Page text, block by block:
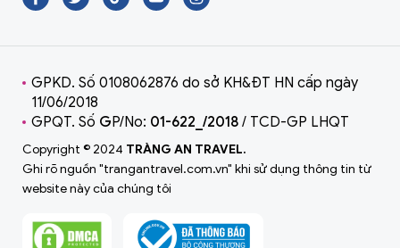
GPKD. Số 0108062876 do sở KH&ĐT HN cấp ngày
11/06/2018
GPQT. Số GP/No: 01-622_/2018 / TCD-GP LHQT
Copyright © 2024 TRÀNG AN TRAVEL.
Ghi rõ nguồn "trangantravel.com.vn" khi sử dụng thông tin từ
website này của chúng tôi